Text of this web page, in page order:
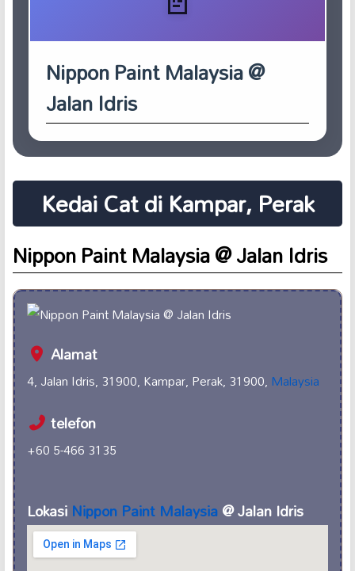
Nippon Paint Malaysia @
Jalan Idris
Kedai Cat di Kampar, Perak
Nippon Paint Malaysia @ Jalan Idris
Alamat
4, Jalan Idris, 31900, Kampar, Perak, 31900,Malaysia
telefon
+60 5-466 3135
LokasiNippon Paint Malaysia@ Jalan Idris